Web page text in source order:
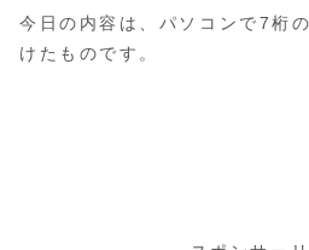
今日の内容は、パソコンで7桁
けたものです。